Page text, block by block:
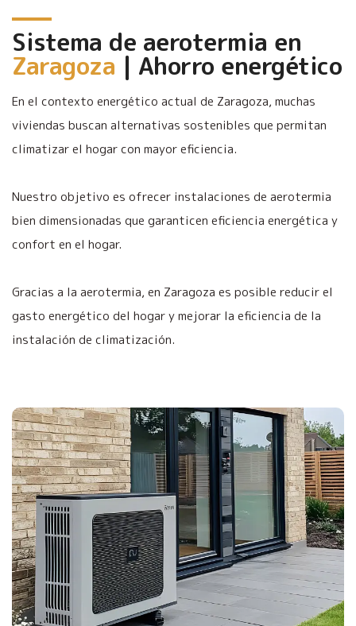
Sistema de aerotermia en
Zaragoza | Ahorro energético
En el contexto energético actual de Zaragoza, muchas
viviendas buscan alternativas sostenibles que permitan
climatizar el hogar con mayor eficiencia.
Nuestro objetivo es ofrecer instalaciones de aerotermia
bien dimensionadas que garanticen eficiencia energética y
confort en el hogar.
Gracias a la aerotermia, en Zaragoza es posible reducir el
gasto energético del hogar y mejorar la eficiencia de la
instalación de climatización.